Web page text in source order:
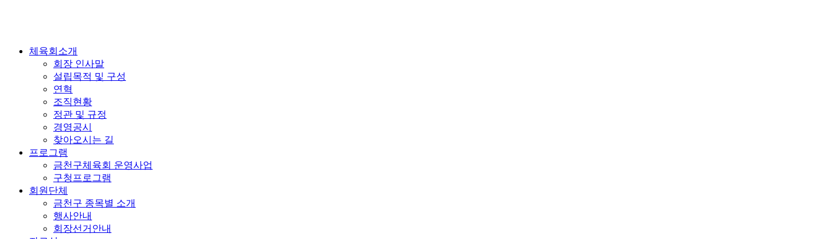
체육회소개
회장 인사말
설립목적 및 구성
연혁
조직현황
정관 및 규정
경영공시
찾아오시는 길
프로그램
금천구체육회 운영사업
구청프로그램
회원단체
금천구 종목별 소개
행사안내
회장선거안내